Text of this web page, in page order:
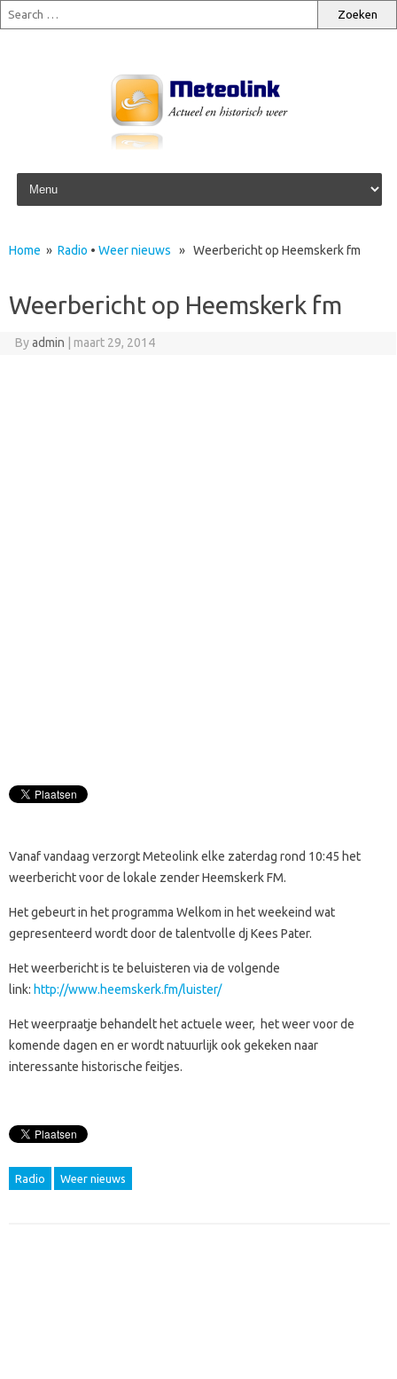
Skip to content
Home » Radio • Weer nieuws » Weerbericht op Heemskerk fm
Weerbericht op Heemskerk fm
Byadmin maart 29, 2014
Vanaf vandaag verzorgt Meteolink elke zaterdag rond 10:45 het
weerbericht voor de lokale zender Heemskerk FM.
Het gebeurt in het programma Welkom in het weekeind wat
gepresenteerd wordt door de talentvolle dj Kees Pater.
Het weerbericht is te beluisteren via de volgende
link: http://www.heemskerk.fm/luister/
Het weerpraatje behandelt het actuele weer, het weer voor de
komende dagen en er wordt natuurlijk ook gekeken naar
interessante historische feitjes.
Radio Weer nieuws